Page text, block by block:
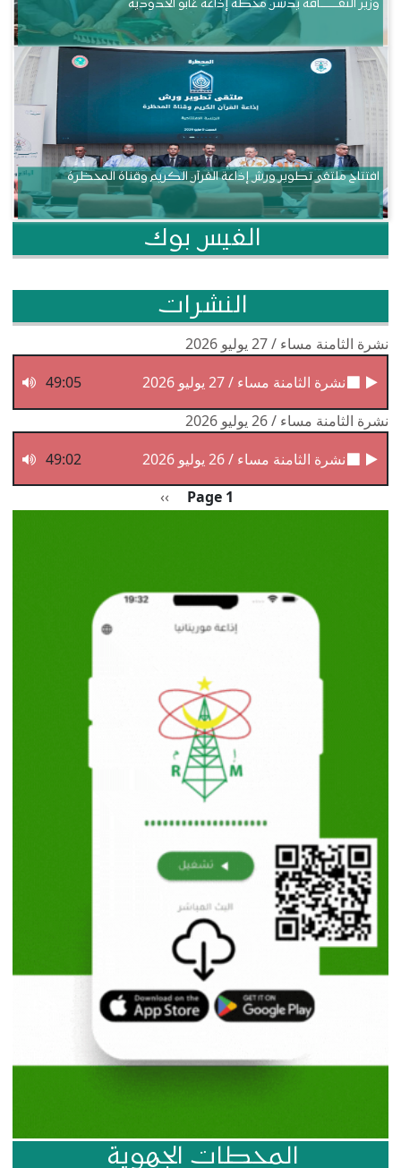
وزير الثقــــــــــافة يدشن محطة إذاعة غابو الحدودية
افتتاح ملتقى تطوير ورش إذاعة القرآن الكريم وقناة المحظرة
الفيس بوك
النشرات
نشرة الثامنة مساء / 27 يوليو 2026
نشرة الثامنة مساء / 27 يوليو 2026
49:05
نشرة الثامنة مساء / 26 يوليو 2026
نشرة الثامنة مساء / 26 يوليو 2026
49:02
Page 1 الصفحة التالية
››
المحطات الجهوية